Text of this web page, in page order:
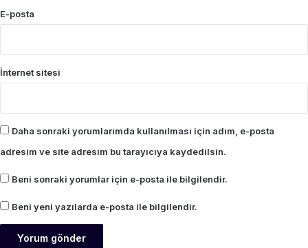
E-posta
İnternet sitesi
Daha sonraki yorumlarımda kullanılması için adım, e-posta
adresim ve site adresim bu tarayıcıya kaydedilsin.
Beni sonraki yorumlar için e-posta ile bilgilendir.
Beni yeni yazılarda e-posta ile bilgilendir.